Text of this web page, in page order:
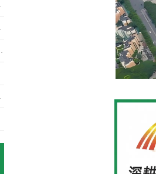
范
多少
差异全解析
吗？